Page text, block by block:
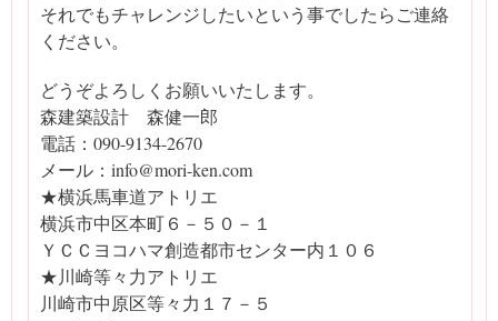
それでもチャレンジしたいという事でしたらご連絡
ください。
どうぞよろしくお願いいたします。
森建築設計 森健一郎
電話：090-9134-2670
メール：info@mori-ken.com
★横浜馬車道アトリエ
横浜市中区本町６－５０－１
ＹＣＣヨコハマ創造都市センター内１０６
★川崎等々力アトリエ
川崎市中原区等々力１７－５